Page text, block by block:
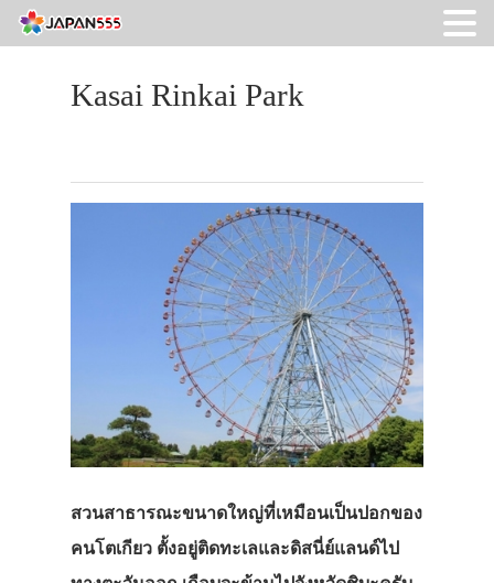
Kasai Rinkai Park
สวนสาธารณะขนาดใหญ่ที่เหมือนเป็นปอกของ
คนโตเกียว ตั้งอยู่ติดทะเลและดิสนี่ย์แลนด์ไป